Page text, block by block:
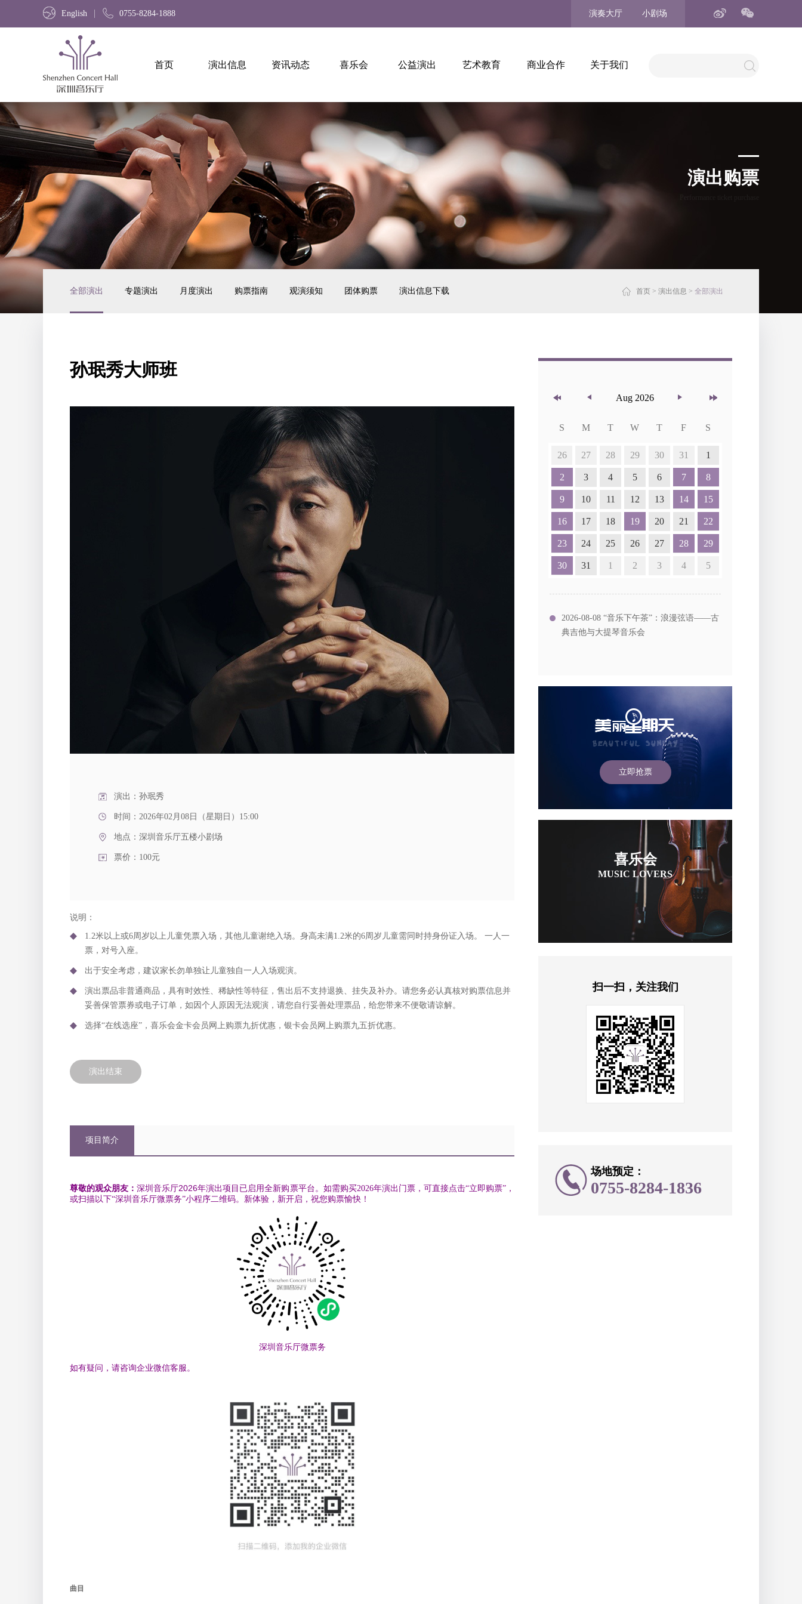
English 0755-8284-1888 演奏大厅 小剧场
首页 演出信息 资讯动态 喜乐会 公益演出 艺术教育 商业合作 关于我们
演出购票
全部演出 专题演出 月度演出 购票指南 观演须知 团体购票 演出信息下载 首页 > 演出信息 > 全部演出
孙珉秀大师班
演出：孙珉秀
时间：2026年02月08日（星期日）15:00
地点： 深圳音乐厅五楼小剧场
票价：100元
说明：
1.2米以上或6周岁以上儿童凭票入场，其他儿童谢绝入场。身高未满1.2米的6周岁儿童需同时持身份证入场。 一人一
票，对号入座。
出于安全考虑，建议家长勿单独让儿童独自一人入场观演。
演出票品非普通商品，具有时效性、稀缺性等特征，售出后不支持退换、挂失及补办。请您务必认真核对购票信息并
妥善保管票券或电子订单，如因个人原因无法观演，请您自行妥善处理票品，给您带来不便敬请谅解。
选择“在线选座”，喜乐会金卡会员网上购票九折优惠，银卡会员网上购票九五折优惠。
演出结束
项目简介
尊敬的观众朋友：深圳音乐厅2026年演出项目已启用全新购票平台。 如需购买2026年演出门票，可直接点击“立即购票”，
或扫描以下“深圳音乐厅微票务”小程序二维码。新体验，新开启，祝您购票愉快！
深圳音乐厅微票务
如有疑问，请咨询企业微信客服。
曲目
Aug 2026
S M T W T F S
26 27 28 29 30 31 1
2 3 4 5 6 7 8
9 10 11 12 13 14 15
16 17 18 19 20 21 22
23 24 25 26 27 28 29
30 31 1 2 3 4 5
2026-08-08 “音乐下午茶”：浪漫弦语——古
典吉他与大提琴音乐会
立即抢票
喜乐会
MUSIC LOVERS
扫一扫，关注我们
场地预定：
0755-8284-1836